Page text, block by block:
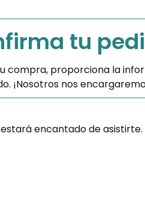
tu
compra, proporciona la
¡Nosotros nos
encantado de